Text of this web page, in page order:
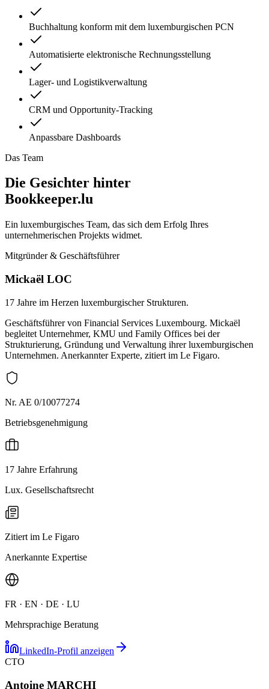
Buchhaltung konform mit dem luxemburgischen PCN
Automatisierte elektronische Rechnungsstellung
Lager- und Logistikverwaltung
CRM und Opportunity-Tracking
Anpassbare Dashboards
Das Team
Die Gesichter hinter
Bookkeeper.lu
Ein luxemburgisches Team, das sich dem Erfolg Ihres
unternehmerischen Projekts widmet.
Mitgründer & Geschäftsführer
Mickaël LOC
17 Jahre im Herzen luxemburgischer Strukturen.
Geschäftsführer von Financial Services Luxembourg. Mickaël
begleitet Unternehmer, KMU und Family Offices bei der
Strukturierung, Gründung und Verwaltung ihrer luxemburgischen
Unternehmen. Anerkannter Experte, zitiert im Le Figaro.
Nr. AE 0/10077274
Betriebsgenehmigung
17 Jahre Erfahrung
Lux. Gesellschaftsrecht
Zitiert im Le Figaro
Anerkannte Expertise
FR · EN · DE · LU
Mehrsprachige Beratung
LinkedIn-Profil anzeigen
CTO
Antoine MARCHI